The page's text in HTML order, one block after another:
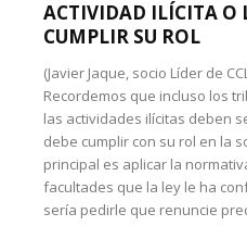
ACTIVIDAD ILÍCITA O
CUMPLIR SU ROL
(Javier Jaque, socio Líder de
Recordemos que incluso los
las actividades ilícitas deben
debe cumplir con su rol en la
principal es aplicar la
facultades que la ley le ha
sería pedirle que renuncie